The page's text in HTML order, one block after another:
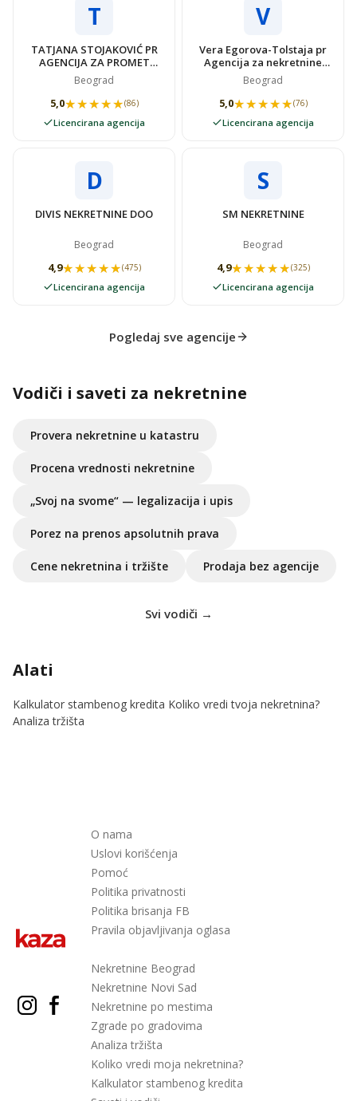
T
TATJANA STOJAKOVIĆ PR
AGENCIJA ZA PROMET
NEKRETNINAMA SUPER
STAN
Beograd
5,0★★★★★
★★★★★(86)
Licencirana agencija
V
Vera Egorova-Tolstaja pr
Agencija za nekretnine
VIDOVSTAN
Beograd
5,0★★★★★
★★★★★(76)
Licencirana agencija
D
DIVIS NEKRETNINE DOO
Beograd
4,9★★★★★
★★★★★(475)
Licencirana agencija
S
SM NEKRETNINE
Beograd
4,9★★★★★
★★★★★(325)
Licencirana agencija
Pogledaj sve agencije
Vodiči i saveti za nekretnine
Provera nekretnine u katastru
Procena vrednosti nekretnine
„Svoj na svome“ — legalizacija i upis
Porez na prenos apsolutnih prava
Cene nekretnina i tržište Prodaja bez agencije
Svi vodiči →
Alati
Kalkulator stambenog kredita Koliko vredi tvoja nekretnina?
Analiza tržišta
O nama
Uslovi korišćenja
Pomoć
Politika privatnosti
Politika brisanja FB
Pravila objavljivanja oglasa
Nekretnine Beograd
Nekretnine Novi Sad
Nekretnine po mestima
Zgrade po gradovima
Analiza tržišta
Koliko vredi moja nekretnina?
Kalkulator stambenog kredita